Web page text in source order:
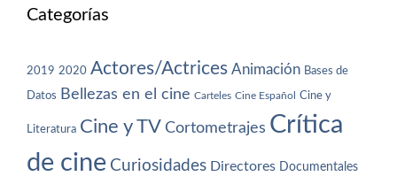
Categorías
2019 2020 Actores/Actrices Animación Bases de
Datos Bellezas en el cine Carteles Cine Español Cine y
Literatura Cine y TV Cortometrajes Crítica
de cine Curiosidades Directores Documentales